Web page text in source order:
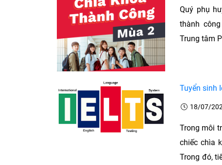
Quý phụ
thành
Trung tâm
Tuyển sinh
18/07/
Trong môi
chiếc chìa
Trong đó,